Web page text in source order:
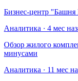
Бизнес-центр "Башня
Аналитика · 4 мес
Обзор жилого
минусами
Аналитика · 11 мес